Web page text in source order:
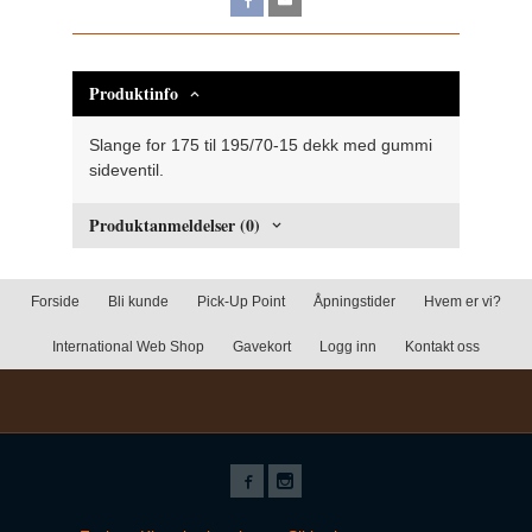
Produktinfo
Slange for 175 til 195/70-15 dekk med gummi
sideventil.
Produktanmeldelser (0)
Forside Bli kunde Pick-Up Point Åpningstider Hvem er vi?
International Web Shop Gavekort Logg inn Kontakt oss